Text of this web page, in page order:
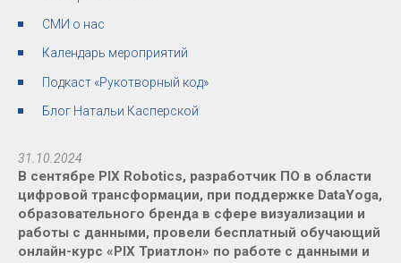
СМИ о нас
Календарь мероприятий
Подкаст «Рукотворный код»
Блог Натальи Касперской
31.10.2024
В сентябре PIX Robotics, разработчик ПО в области
цифровой трансформации, при поддержке DataYoga,
образовательного бренда в сфере визуализации и
работы с данными, провели бесплатный обучающий
онлайн-курс «PIX Триатлон» по работе с данными и